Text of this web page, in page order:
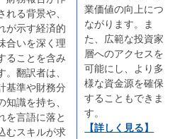
れる背景や、
が示す経済的
合いを深く理
ることを含み
。翻訳者は、
基準や財務分
知識を持ち、
を言語に落と
むスキルが求
業価値の向上につ
ながります。ま
た、広範な投資家
層へのアクセスを
可能にし、より多
様な資金源を確保
することもできま
す。
【詳しく見る】